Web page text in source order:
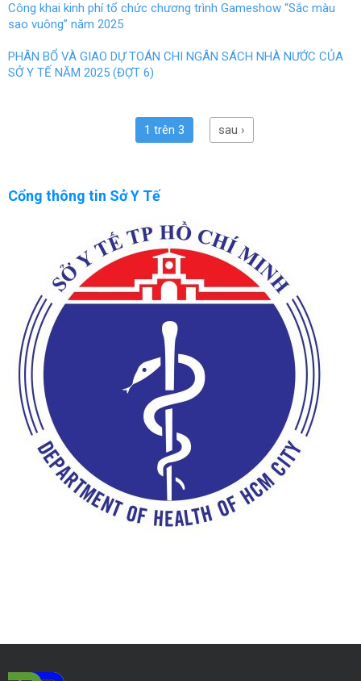
Công khai kinh phí tổ chức chương trình Gameshow “Sắc màu
sao vuông” năm 2025
PHÂN BỔ VÀ GIAO DỰ TOÁN CHI NGÂN SÁCH NHÀ NƯỚC CỦA
SỞ Y TẾ NĂM 2025 (ĐỢT 6)
1 trên 3 sau ›
Cổng thông tin Sở Y Tế